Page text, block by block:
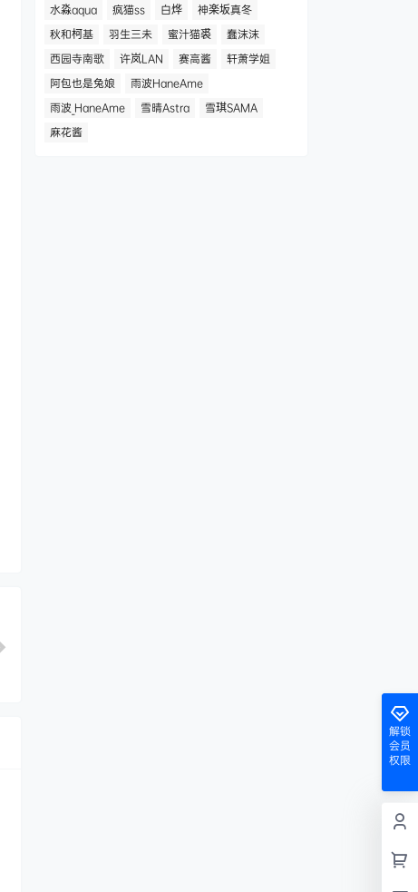
水淼aqua
疯猫ss 白烨
神楽坂真冬
秋和柯基
羽生三未 蜜汁猫裘
蠢沫沫
西园寺南歌
许岚LAN 赛高酱
轩萧学姐
阿包也是兔娘
雨波HaneAme
雨波_HaneAme
雪晴Astra
雪琪SAMA
麻花酱
解锁
会员
权限